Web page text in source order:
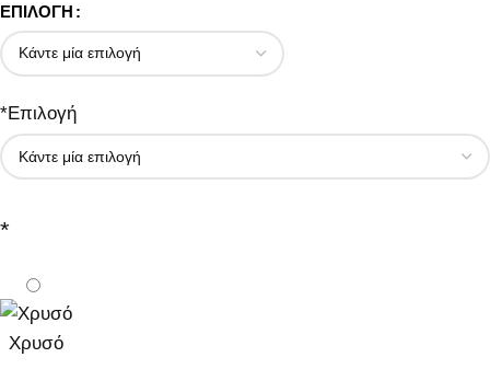
ΕΠΙΛΟΓΉ
*Επιλογή
*
Χρυσό